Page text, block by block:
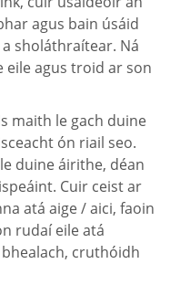
agus bain úsáid
sholáthraítear. Ná
eile agus troid ar son
maith le gach duine
ón riail seo.
duine áirithe, déan
Cuir ceist ar
atá aige / aici, faoin
rudaí eile atá
cruthóidh